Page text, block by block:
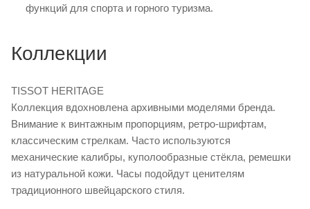
функций для спорта и горного туризма.
Коллекции
TISSOT HERITAGE
Коллекция вдохновлена архивными моделями бренда.
Внимание к винтажным пропорциям, ретро‑шрифтам,
классическим стрелкам. Часто используются
механические калибры, куполообразные стёкла, ремешки
из натуральной кожи. Часы подойдут ценителям
традиционного швейцарского стиля.